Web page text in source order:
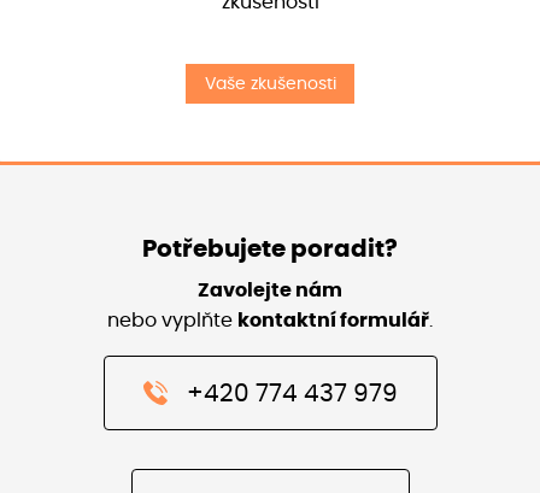
Vaše zkušenosti
Potřebujete poradit?
Zavolejte nám
nebo vyplňte kontaktní formulář.
+420 774 437 979